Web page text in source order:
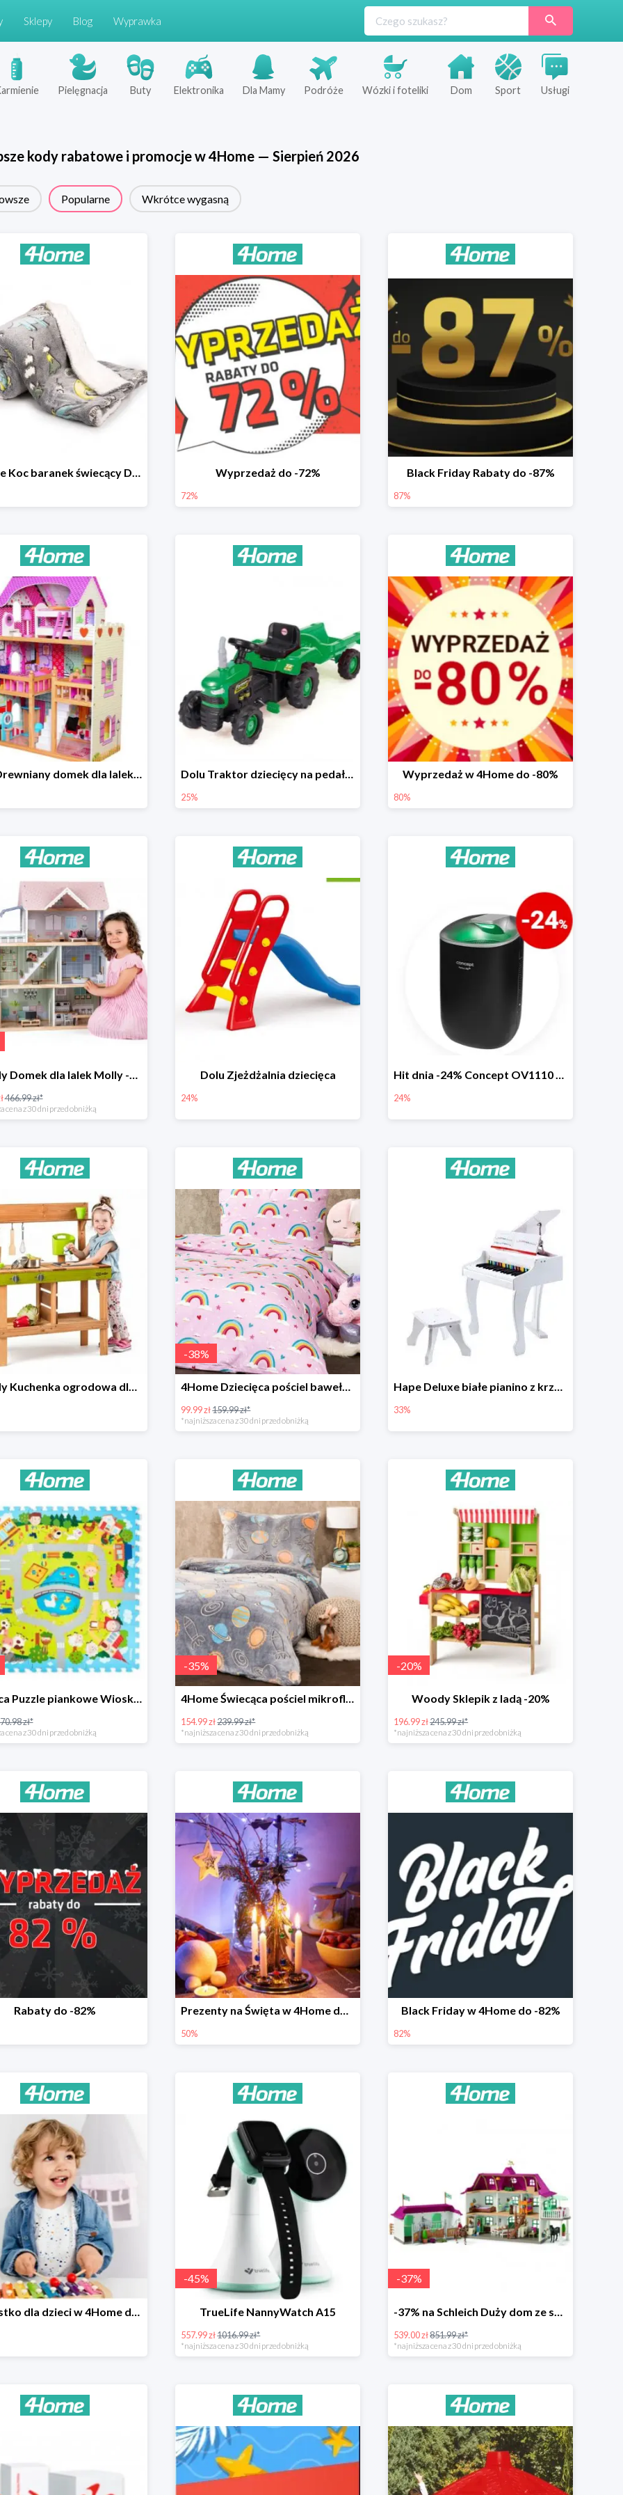
Sklepy Blog Wyprawka
Pielęgnacja Buty Elektronika Dla Mamy Podróże Wózki i foteliki Dom Sport Usługi
kody rabatowe i promocje w4Home— Sierpień 2026
Popularne Wkrótce wygasną
4Home Koc baranek świecący Dino Wyprzedaż do -72%
72%
Black Friday Rabaty do -87%
87%
Bino Drewniany domek dla lalek z mebelkami -33% Dolu Traktor dziecięcy na pedały z przyczepką -25%
25%
Wyprzedaż w 4Home do -80%
80%
Woody Domek dla lalek Molly -78zł
466.99 zł*
cena z 30 dni przed obniżką
Dolu Zjeżdżalnia dziecięca
24%
Hit dnia -24% Concept OV1110 osuszacz powietrza Perfect Air
24%
Woody Kuchenka ogrodowa dla dzieci Rosalie
-38%
4Home Dziecięca pościel bawełniana Rainbow
99.99 zł159.99 zł*
*najniższa cena z 30 dni przed obniżką
Hape Deluxe białe pianino z krzesłem -33%
33%
Plastica Puzzle piankowe Wioska -31%
70.98 zł*
cena z 30 dni przed obniżką
-35%
4Home Świecąca pościel mikroflanela Planetarium -35%
154.99 zł239.99 zł*
*najniższa cena z 30 dni przed obniżką
-20%
Woody Sklepik z ladą -20%
196.99 zł245.99 zł*
*najniższa cena z 30 dni przed obniżką
Rabaty do -82% Prezenty na Święta w 4Home do -50%
50%
Black Friday w 4Home do -82%
82%
Wszystko dla dzieci w 4Home do -90%
-45%
TrueLife NannyWatch A15
557.99 zł1016.99 zł*
*najniższa cena z 30 dni przed obniżką
-37%
-37% na Schleich Duży dom ze stajnią i akcesoriami 96 cm
539.00 zł851.99 zł*
*najniższa cena z 30 dni przed obniżką